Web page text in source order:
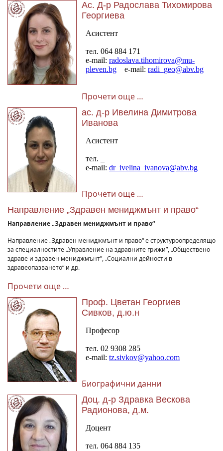
Ас. Д-р Радослава Тихомирова
Георгиева
Прочети още …
ас. д-р Ивелина Димитрова
Иванова
Прочети още …
Направление „Здравен мениджмънт и право“
Направление „Здравен мениджмънт и право“
Направление „Здравен мениджмънт и право“ е структуроопределящо
за специалностите „Управление на здравните грижи”, „Обществено
здраве и здравен мениджмънт”, „Социални дейности в
здравеопазването“ и др.
Прочети още …
Проф. Цветан Георгиев
Сивков, д.ю.н
Биографични данни
Доц. д-р Здравка Вескова
Радионова, д.м.